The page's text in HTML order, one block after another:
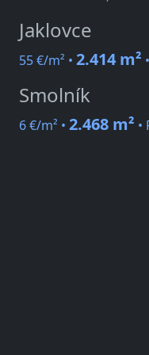
Jaklovce
55 €/m² • 2.414 m²
Smolník
6 €/m² • 2.468 m² •